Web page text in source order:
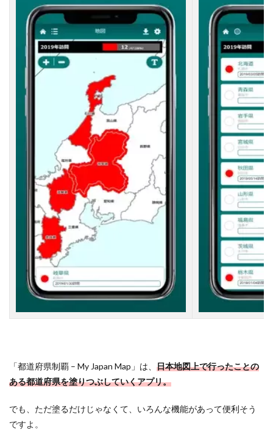
「都道府県制覇 – My Japan Map」は、 日本地図上で行ったことの
ある都道府県を塗りつぶしていくアプリ。
でも、ただ塗るだけじゃなくて、いろんな機能があって便利そう
ですよ。